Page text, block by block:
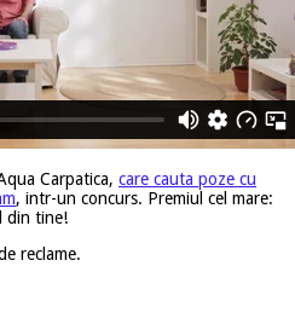
Carpatica, care cauta poze cu
, intr-un concurs. Premiul cel mare:
din tine!
reclame.